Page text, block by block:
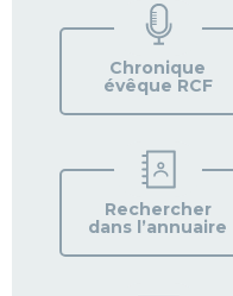
Chronique
évêque RCF
Rechercher
dans l’annuaire